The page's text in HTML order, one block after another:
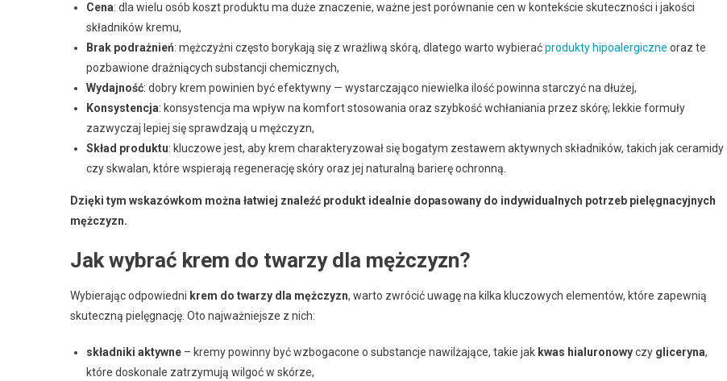
Cena: dla wielu osób koszt produktu ma duże znaczenie, ważne jest porównanie cen w kontekście skuteczności i jakości
składników kremu,
Brak podrażnień: mężczyźni często borykają się z wrażliwą skórą, dlatego warto wybieraćprodukty hipoalergiczne oraz te
pozbawione drażniących substancji chemicznych,
Wydajność: dobry krem powinien być efektywny — wystarczająco niewielka ilość powinna starczyć na dłużej,
Konsystencja: konsystencja ma wpływ na komfort stosowania oraz szybkość wchłaniania przez skórę; lekkie formuły
zazwyczaj lepiej się sprawdzają u mężczyzn,
Skład produktu: kluczowe jest, aby krem charakteryzował się bogatym zestawem aktywnych składników, takich jak ceramidy
czy skwalan, które wspierają regenerację skóry oraz jej naturalną barierę ochronną.
Dzięki tym wskazówkom można łatwiej znaleźć produkt idealnie dopasowany do indywidualnych potrzeb pielęgnacyjnych
mężczyzn.
Jak wybrać krem do twarzy dla mężczyzn?
Wybierając odpowiedni krem do twarzy dla mężczyzn, warto zwrócić uwagę na kilka kluczowych elementów, które zapewnią
skuteczną pielęgnację. Oto najważniejsze z nich:
składniki aktywne – kremy powinny być wzbogacone o substancje nawilżające, takie jak kwas hialuronowyczy gliceryna,
które doskonale zatrzymują wilgoć w skórze,